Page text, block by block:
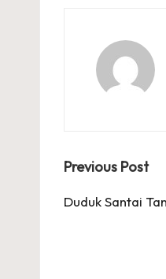
Post
Previous Post
Duduk Santai